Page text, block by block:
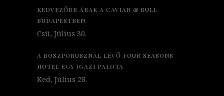
KEDVEZŐBB ÁRAK A CAVIAR & BULL
BUDAPESTBEN
Csü, Július 30.
A BOSZPORUSZNÁL LÉVŐ FOUR SEASONS
HOTEL EGY IGAZI PALOTA
Ked, Július 28.